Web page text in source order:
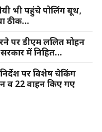
भी पहुंचे पोलिंग बूथ,
ठीक…
पर डीएम ललित मोहन
में निहित…
पर विशेष चेकिंग
व 22 वाहन किए गए